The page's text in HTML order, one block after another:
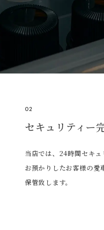
02
セキュリティー
当店では、24時間セキュ
お預かりしたお客様の愛
保管致します。